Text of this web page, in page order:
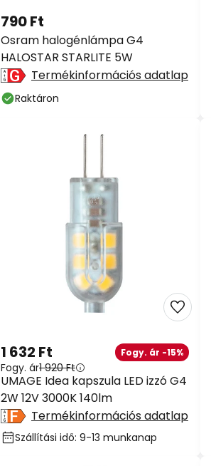
Osram halogénlámpa G4
HALOSTAR STARLITE 5W
790 Ft
Termékinformációs adatlap
Raktáron
UMAGE Idea kapszula LED izzó G4
2W 12V 3000K 140lm
1 632 Ft Fogy. ár -15%
Fogy. ár1 920 Ft
Termékinformációs adatlap
Szállítási idő: 9-13 munkanap